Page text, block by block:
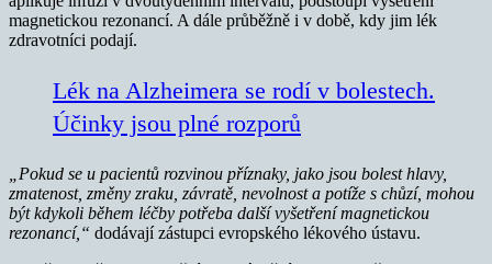
magnetickou rezonancí. A dále průběžně i v době, kdy jim lék
zdravotníci podají.
Lék na Alzheimera se rodí v bolestech.
Účinky jsou plné rozporů
„Pokud se u pacientů rozvinou příznaky, jako jsou bolest hlavy,
zmatenost, změny zraku, závratě, nevolnost a potíže s chůzí, mohou
být kdykoli během léčby potřeba další vyšetření magnetickou
rezonancí,“ dodávají zástupci evropského lékového ústavu.